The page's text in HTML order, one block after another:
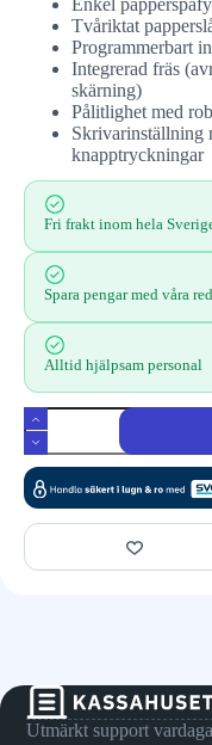
Enkel
Tvåriktat
Programmerbart
Integrerad fräs
skärning)
Pålitlighet med
Skrivarinställning
knapptryckningar
Fri frakt inom hela
Spara pengar med våra
Alltid hjälpsam personal
Utmärkt support